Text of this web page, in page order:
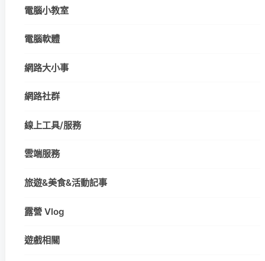
電腦小教室
電腦軟體
網路大小事
網路社群
線上工具/服務
雲端服務
旅遊&美食&活動記事
露營 Vlog
遊戲相關